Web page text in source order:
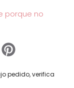
porque no
pedido, verifica